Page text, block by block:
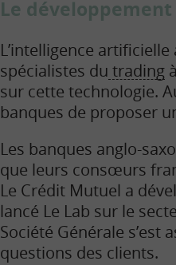
Le
L’intelligence
spécialistes du trading
sur cette technologie.
banques de proposer
Les banques anglo-
que leurs consœurs
Le Crédit Mutuel a
lancé Le Lab sur le
Société Générale
questions des clients.